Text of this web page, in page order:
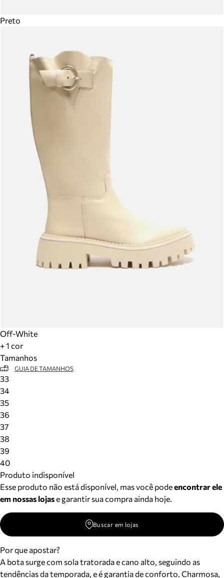
Preto
Off-White
+ 1 cor
Tamanhos
GUIA DE TAMANHOS
33
34
35
36
37
38
39
40
Produto indisponível
Esse produto não está disponível, mas você podeencontrar ele
em nossas lojase garantir sua compra ainda hoje.
Buscar em lojas
Por que apostar?
A bota surge com sola tratorada e cano alto, seguindo as
tendências da temporada, e é garantia de conforto. Charmosa,